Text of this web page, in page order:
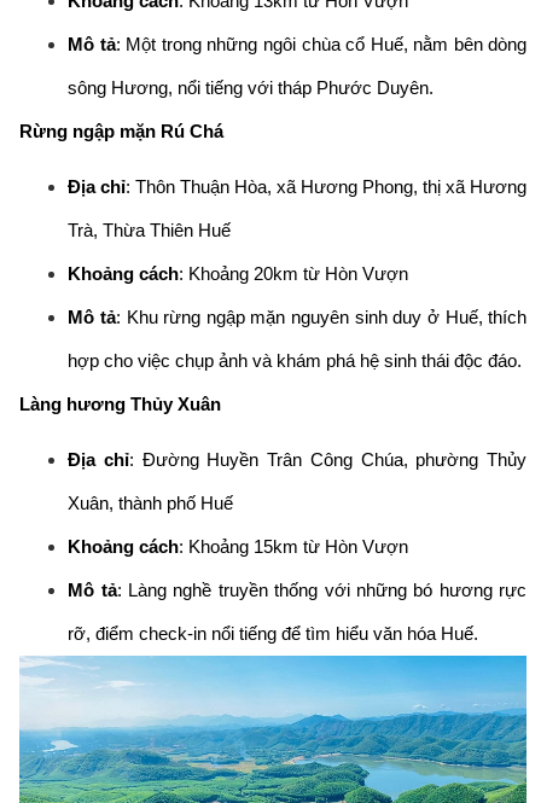
Mô tả: Một trong những ngôi chùa cổ Huế, nằm bên dòng
sông Hương, nổi tiếng với tháp Phước Duyên.
Rừng ngập mặn Rú Chá
Địa chỉ: Thôn Thuận Hòa, xã Hương Phong, thị xã Hương
Trà, Thừa Thiên Huế
Khoảng cách: Khoảng 20km từ Hòn Vượn
Mô tả: Khu rừng ngập mặn nguyên sinh duy ở Huế, thích
hợp cho việc chụp ảnh và khám phá hệ sinh thái độc đáo.
Làng hương Thủy Xuân
Địa chỉ: Đường Huyền Trân Công Chúa, phường Thủy
Xuân, thành phố Huế
Khoảng cách: Khoảng 15km từ Hòn Vượn
Mô tả: Làng nghề truyền thống với những bó hương rực
rỡ, điểm check-in nổi tiếng để tìm hiểu văn hóa Huế.